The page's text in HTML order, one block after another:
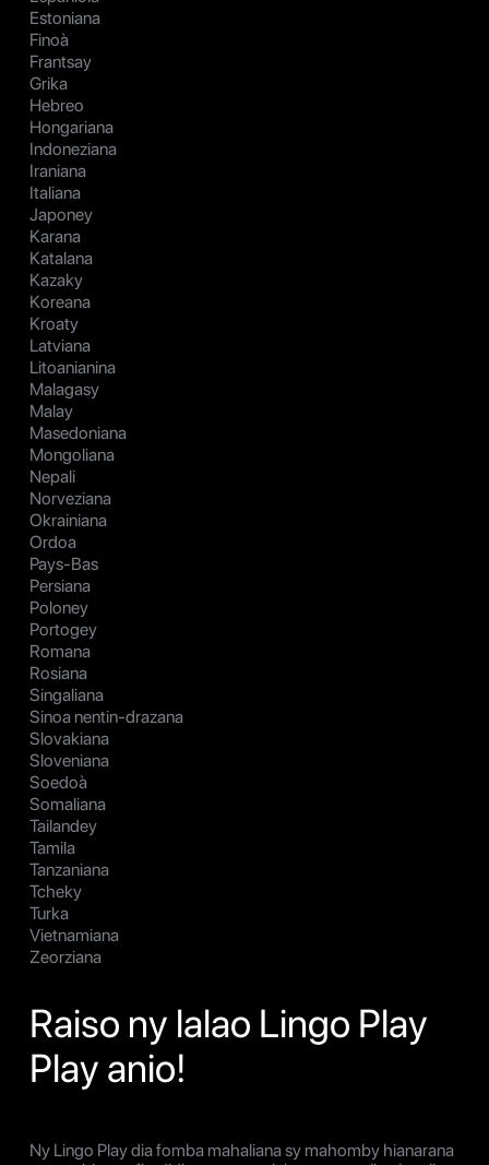
Estoniana
Finoà
Frantsay
Grika
Hebreo
Hongariana
Indoneziana
Iraniana
Italiana
Japoney
Karana
Katalana
Kazaky
Koreana
Kroaty
Latviana
Litoanianina
Malagasy
Malay
Masedoniana
Mongoliana
Nepali
Norveziana
Okrainiana
Ordoa
Pays-Bas
Persiana
Poloney
Portogey
Romana
Rosiana
Singaliana
Sinoa nentin-drazana
Slovakiana
Sloveniana
Soedoà
Somaliana
Tailandey
Tamila
Tanzaniana
Tcheky
Turka
Vietnamiana
Zeorziana
Raiso ny lalao Lingo Play
Play anio!
Ny Lingo Play dia fomba mahaliana sy mahomby hianarana